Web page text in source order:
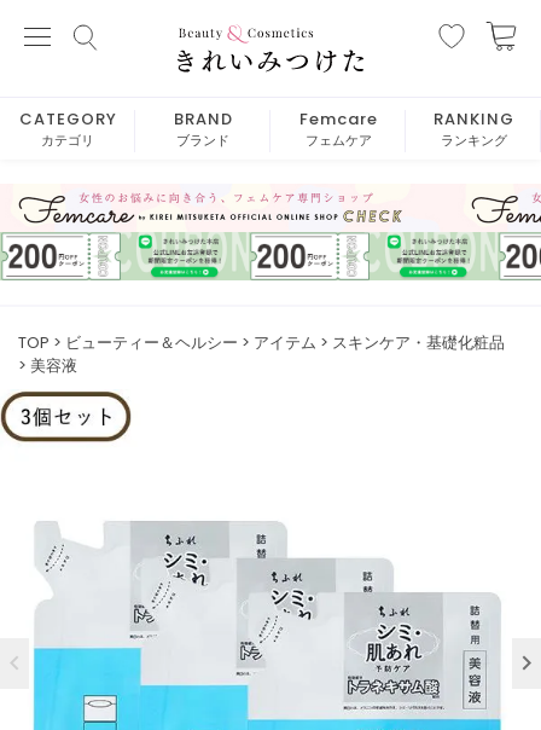
CATEGORY
カテゴリ
BRAND
ブランド
Femcare
フェムケア
RANKING
ランキング
TOP ビューティー＆ヘルシー アイテム
スキンケア・基礎化粧品
美容液